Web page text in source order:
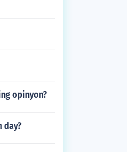
opinyon?
day?